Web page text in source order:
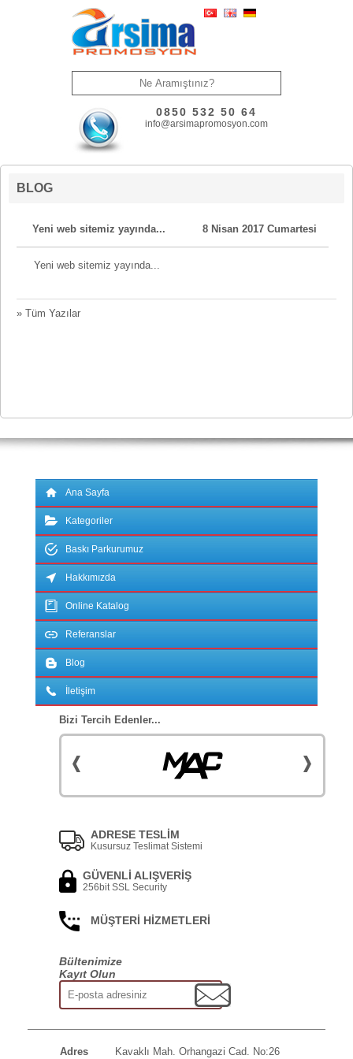
0850 532 50 64
info@arsimapromosyon.com
BLOG
8 Nisan 2017 Cumartesi
Yeni web sitemiz yayında...
Yeni web sitemiz yayında...
» Tüm Yazılar
Ana Sayfa
Kategoriler
Baskı Parkurumuz
Hakkımızda
Online Katalog
Referanslar
Blog
İletişim
Bizi Tercih Edenler...
ADRESE TESLİM
Kusursuz Teslimat Sistemi
GÜVENLİ ALIŞVERİŞ
256bit SSL Security
MÜŞTERİ HİZMETLERİ
Bültenimize
Kayıt Olun
Adres Kavaklı Mah. Orhangazi Cad. No:26